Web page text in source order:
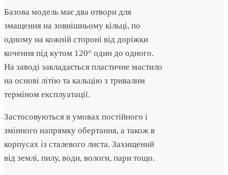
Базова модель має два отвори для
змащення на зовнішньому кільці, по
одному на кожній стороні від доріжки
кочення під кутом 120° один до одного.
На заводі закладається пластичне мастило
на основі літію та кальцію з тривалим
терміном експлуатації.
Застосовуються в умовах постійного і
змінного напрямку обертання, а також в
корпусах із сталевого листа. Захищений
від землі, пилу, води, вологи, пари тощо.